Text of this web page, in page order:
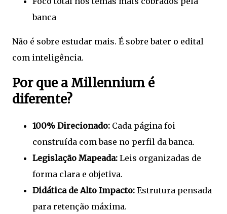
banca
Não é sobre estudar mais. É sobre bater o edital
com inteligência.
Por que a Millennium é
diferente?
100% Direcionado: Cada página foi
construída com base no perfil da banca.
Legislação Mapeada: Leis organizadas de
forma clara e objetiva.
Didática de Alto Impacto: Estrutura pensada
para retenção máxima.